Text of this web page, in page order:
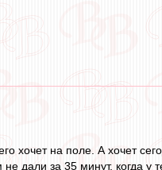
хочет на поле. А хочет
дали за 35 минут, когда у